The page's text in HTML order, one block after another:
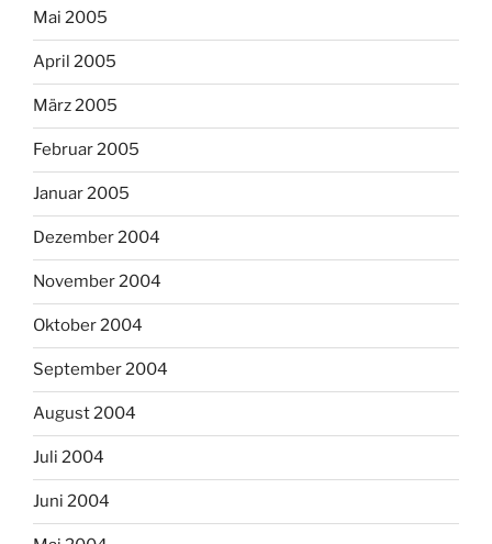
Mai 2005
April 2005
März 2005
Februar 2005
Januar 2005
Dezember 2004
November 2004
Oktober 2004
September 2004
August 2004
Juli 2004
Juni 2004